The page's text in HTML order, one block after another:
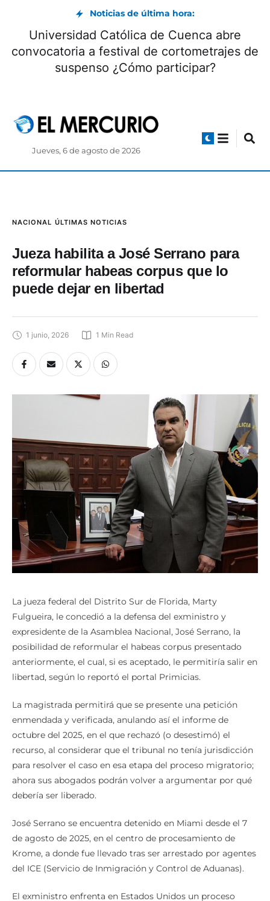
Noticias de última hora:
Universidad Católica de Cuenca abre
convocatoria a festival de cortometrajes de
suspenso ¿Cómo participar?
Jueves, 6 de agosto de 2026
NACIONAL ÚLTIMAS NOTICIAS
Jueza habilita a José Serrano para
reformular habeas corpus que lo
puede dejar en libertad
1 junio, 2026 1 Min Read
La jueza federal del Distrito Sur de Florida, Marty
Fulgueira, le concedió a la defensa del exministro y
expresidente de la Asamblea Nacional, José Serrano, la
posibilidad de reformular el habeas corpus presentado
anteriormente, el cual, si es aceptado, le permitiría salir en
libertad, según lo reportó el portal Primicias.
La magistrada permitirá que se presente una petición
enmendada y verificada, anulando así el informe de
octubre del 2025, en el que rechazó (o desestimó) el
recurso, al considerar que el tribunal no tenía jurisdicción
para resolver el caso en esa etapa del proceso migratorio;
ahora sus abogados podrán volver a argumentar por qué
debería ser liberado.
José Serrano se encuentra detenido en Miami desde el 7
de agosto de 2025, en el centro de procesamiento de
Krome, a donde fue llevado tras ser arrestado por agentes
del ICE (Servicio de Inmigración y Control de Aduanas).
El exministro enfrenta en Estados Unidos un proceso